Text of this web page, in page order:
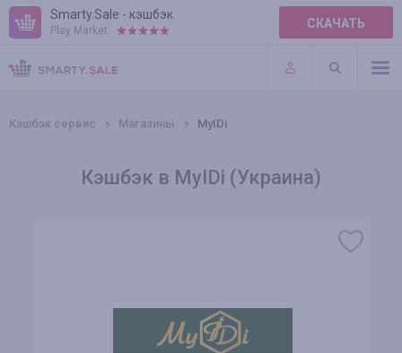
Smarty.Sale - кэшбэк
Play Market: СКАЧАТЬ
ПРАВИЛА
ПЛАГИНЫ
Кэшбэк сервис Магазины MyIDi
Кэшбэк в MyIDi (Украина)